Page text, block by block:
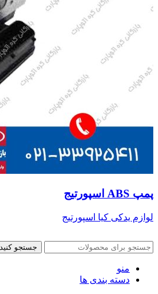
پمپ ABS اسپورتیج
لوازم یدکی کیا اسپورتیج
جستجو کنید
منو
دسته بندی ها